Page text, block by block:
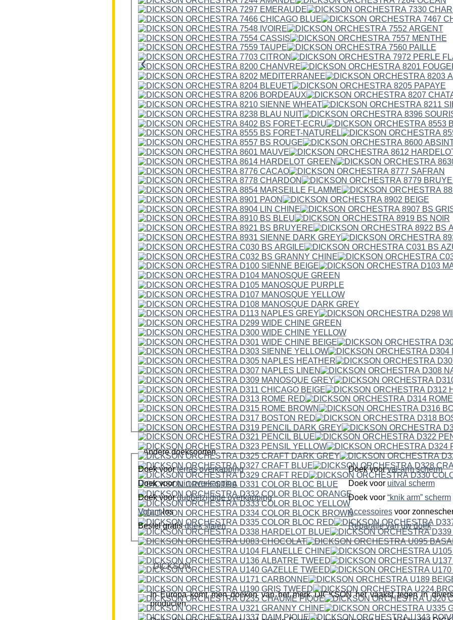
‹
Andere doeksoorten
Doek voorterras overkapping Doek voor
val-arm scherm
Doek voor
tuin overkapping Doek voor
uitval scherm
Doek voor
dubbelzijdige overkapping Doek voor
“knik arm” scherm
Volantlos Accessoires voor
Bestel gratis doek stalen Reparatie van uw doek
DICKSON
In Europa komt men doeken van het merk DICKSON het vaakst tegen in
producten.